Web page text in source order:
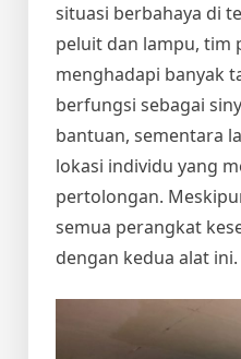
situasi berbahaya di
peluit dan lampu, tim
menghadapi banyak
berfungsi sebagai
bantuan, sementara
lokasi individu yang
pertolongan.
semua perangkat
dengan kedua alat ini.